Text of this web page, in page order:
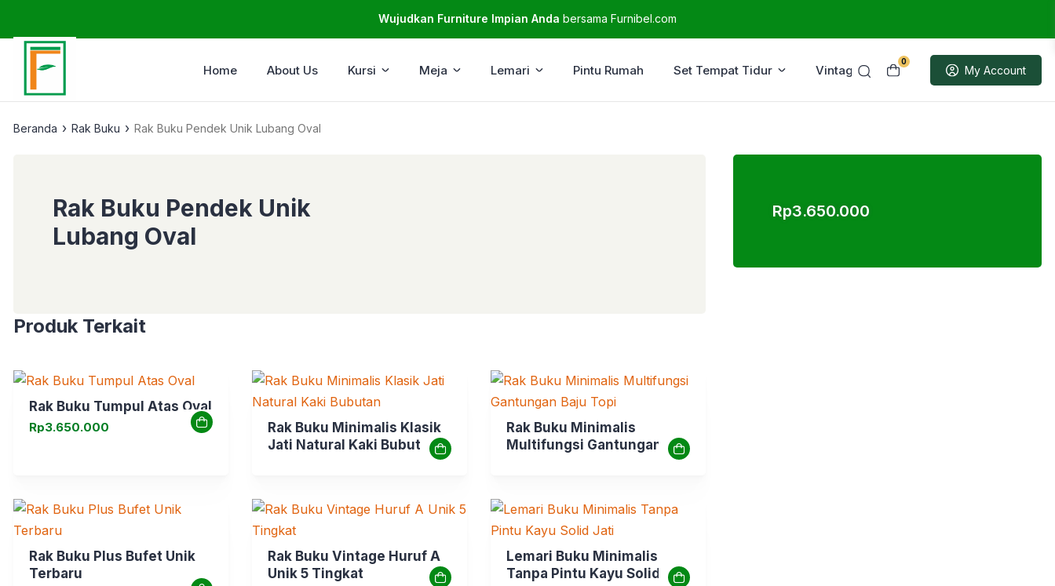
Wujudkan Furniture Impian Anda bersama Furnibel.com
0
My Account
Home About Us Kursi Meja Lemari Pintu Rumah Set Tempat Tidur Vintage Sample
Beranda › Rak Buku › Rak Buku Pendek Unik Lubang Oval
Rak Buku Pendek Unik
Lubang Oval
Produk Terkait
Rak Buku Tumpul Atas Oval
Rp3.650.000
Rak Buku Minimalis Klasik
Jati Natural Kaki Bubutan
Rak Buku Minimalis
Multifungsi Gantungan
Rak Buku Plus Bufet Unik
Terbaru
Rak Buku Vintage Huruf A
Unik 5 Tingkat
Lemari Buku Minimalis
Tanpa Pintu Kayu Solid Jati
Rp3.650.000